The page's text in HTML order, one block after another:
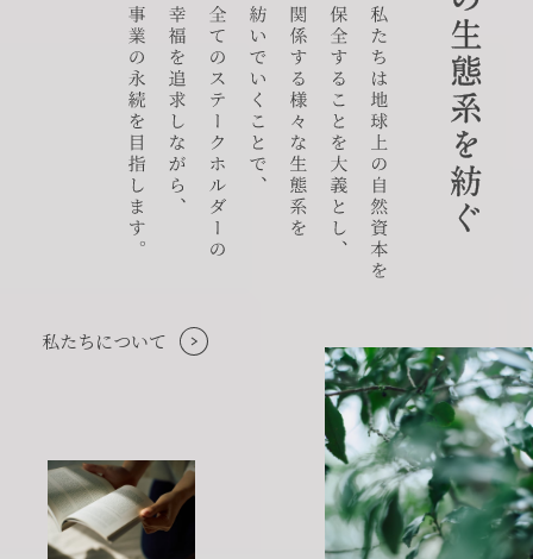
私たちについて
ご相談はこちら